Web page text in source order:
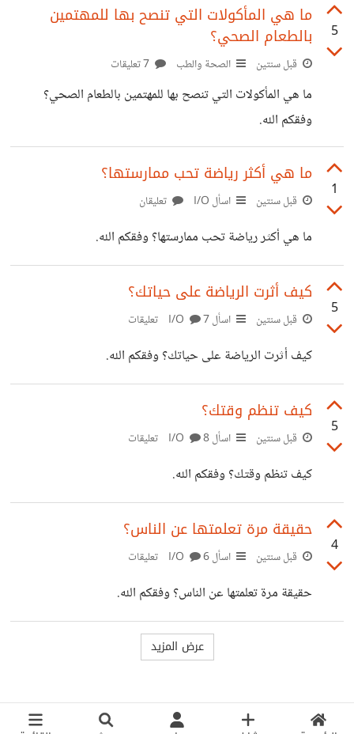
الحسنة حتى تنير دنياك ولا تبتئس لتوقفك عن ممارستك لأمر ما،
بل أبدأ من نقطة الصفر حتى تصل إلى النصر. وفقكم الله .
5
ما هي المأكولات التي تنصح بها للمهتمين
بالطعام الصحي؟
قبل سنتين الصحة والطب
ما هي المأكولات التي تنصح بها للمهتمين بالطعام الصحي؟
وفقكم الله.
1
ما هي أكثر رياضة تحب ممارستها؟
قبل سنتين اسأل I/O تعليقان
ما هي أكثر رياضة تحب ممارستها؟ وفقكم الله.
5
كيف أثرت الرياضة على حياتك؟
قبل سنتين اسأل I/O7 تعليقات
كيف أثرت الرياضة على حياتك؟ وفقكم الله.
5
كيف تنظم وقتك؟
قبل سنتين اسأل I/O8 تعليقات
كيف تنظم وقتك؟ وفقكم الله.
4
حقيقة مرة تعلمتها عن الناس؟
قبل سنتين اسأل I/O6 تعليقات
حقيقة مرة تعلمتها عن الناس؟ وفقكم الله.